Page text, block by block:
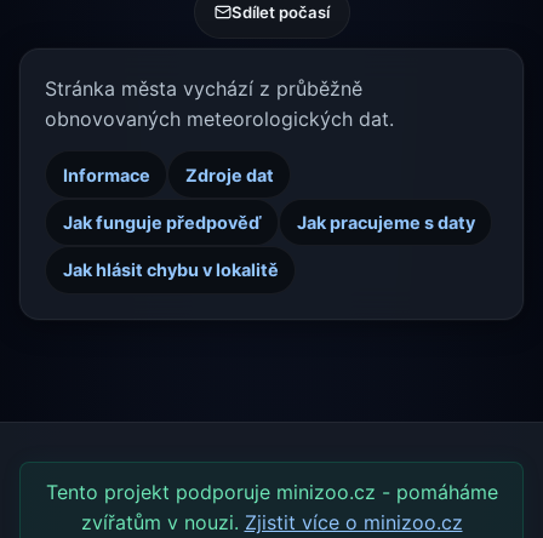
Sdílet počasí
Stránka města vychází z průběžně
obnovovaných meteorologických dat.
Informace Zdroje dat
Jak funguje předpověď Jak pracujeme s daty
Jak hlásit chybu v lokalitě
Tento projekt podporuje minizoo.cz - pomáháme
zvířatům v nouzi. Zjistit více o minizoo.cz